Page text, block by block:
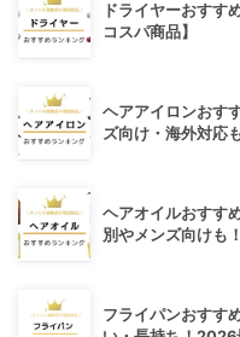
ドライヤーおすす
コスパ商品】
ヘアアイロンおす
ズ向け・海外対応
ヘアオイルおすす
別やメンズ向けも！
フライパンおすす